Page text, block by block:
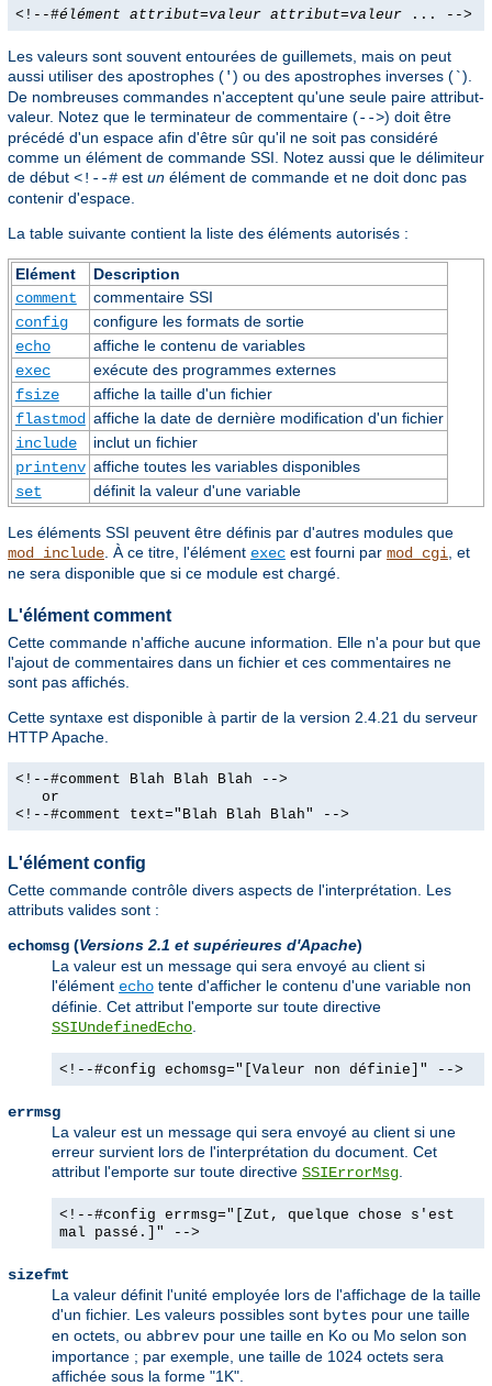
<!--#élément attribut=valeur attribut=valeur ... -->
Les valeurs sont souvent entourées de guillemets, mais on peut
aussi utiliser des apostrophes (') ou des apostrophes inverses (`).
De nombreuses commandes n'acceptent qu'une seule paire attribut-
valeur. Notez que le terminateur de commentaire (-->) doit être
précédé d'un espace afin d'être sûr qu'il ne soit pas considéré
comme un élément de commande SSI. Notez aussi que le délimiteur
de début <!--# est un élément de commande et ne doit donc pas
contenir d'espace.
La table suivante contient la liste des éléments autorisés :
Elément
Description
comment
commentaire SSI
config
configure les formats de sortie
echo
affiche le contenu de variables
exec
exécute des programmes externes
fsize
affiche la taille d'un fichier
flastmod affiche la date de dernière modification d'un fichier
include
inclut un fichier
printenv affiche toutes les variables disponibles
set
définit la valeur d'une variable
Les éléments SSI peuvent être définis par d'autres modules que
mod_include . À ce titre, l'élément exec est fourni par mod_cgi , et
ne sera disponible que si ce module est chargé.
L'élément comment
Cette commande n'affiche aucune information. Elle n'a pour but que
l'ajout de commentaires dans un fichier et ces commentaires ne
sont pas affichés.
Cette syntaxe est disponible à partir de la version 2.4.21 du serveur
HTTP Apache.
<!--#comment Blah Blah Blah -->
or
<!--#comment text="Blah Blah Blah" -->
L'élément config
Cette commande contrôle divers aspects de l'interprétation. Les
attributs valides sont :
echomsg (Versions 2.1 et supérieures d'Apache)
La valeur est un message qui sera envoyé au client si
l'élément echo tente d'afficher le contenu d'une variable non
définie. Cet attribut l'emporte sur toute directive
SSIUndefinedEcho
<!--#config echomsg="[Valeur non définie]" -->
errmsg
La valeur est un message qui sera envoyé au client si une
erreur survient lors de l'interprétation du document. Cet
attribut l'emporte sur toute directive SSIErrorMsg
<!--#config errmsg="[Zut, quelque chose s'est
mal passé.]" -->
sizefmt
La valeur définit l'unité employée lors de l'affichage de la taille
d'un fichier. Les valeurs possibles sont bytes pour une taille
en octets, ou abbrev pour une taille en Ko ou Mo selon son
importance ; par exemple, une taille de 1024 octets sera
affichée sous la forme "1K".